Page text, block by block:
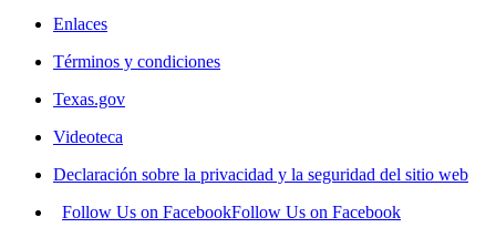
Enlaces
Términos y condiciones
Texas.gov
Videoteca
Declaración sobre la privacidad y la seguridad del sitio web
Follow Us on FacebookFollow Us on Facebook